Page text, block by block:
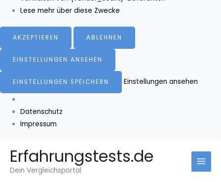
Lese mehr über diese Zwecke
AKZEPTIEREN ABLEHNEN
EINSTELLUNGEN ANSEHEN
EINSTELLUNGEN SPEICHERN Einstellungen ansehen
Datenschutz
Impressum
Inhalt
springen
Erfahrungstests.de
Dein Vergleichsportal